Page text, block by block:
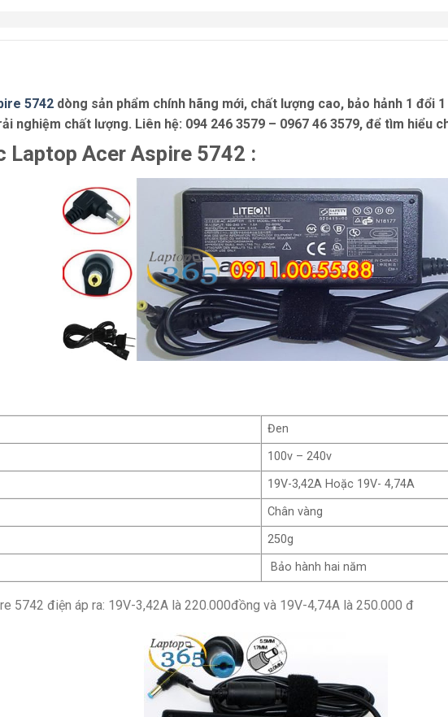
5742 dòng sản phẩm chính hãng mới, chất lượng cao, bảo hảnh 1 đổi
nghiệm chất lượng. Liên hệ: 094 246 3579 – 0967 46 3579, để tìm hiểu
Laptop Acer Aspire 5742 :
Đen
100v – 240v
19V-3,42A Hoặc 19V- 4,74A
Chân vàng
250g
Bảo hành hai năm
5742 điện áp ra: 19V-3,42A là 220.000đồng và 19V-4,74A là 250.000 đ